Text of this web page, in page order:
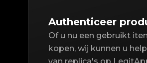
Authenticeer
Of u nu een gebruikt
kopen, wij kunnen u